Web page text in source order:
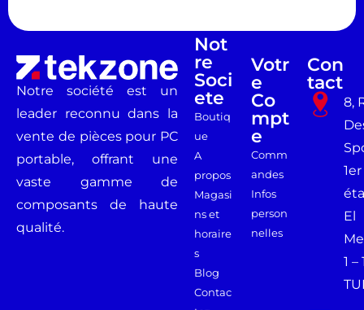
Notre société est un
leader reconnu dans la
vente de pièces pour PC
portable, offrant une
vaste gamme de
composants de haute
qualité.
Not
Re
Soci
Ete
Boutiq
ue
A
propos
Magasi
ns et
horaire
s
Blog
Contac
Votr
E
Co
Mpt
E
Comm
andes
Infos
person
nelles
Con
Tact
8,
1er
El
1 –